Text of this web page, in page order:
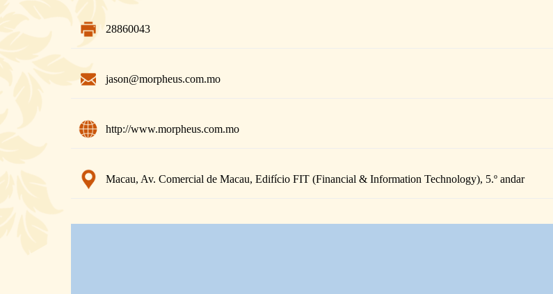
28860043
jason@morpheus.com.mo
http://www.morpheus.com.mo
Macau, Av. Comercial de Macau, Edifício FIT (Financial & Information Technology), 5.º andar